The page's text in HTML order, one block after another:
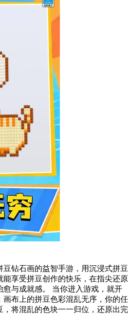
钻石画的益智手游，用沉浸式拼豆
能享受拼豆创作的快乐，在指尖还原
愈与成就感。 当你进入游戏，就开
画布上的拼豆色彩混乱无序，你的任
，将混乱的色块一一归位，还原出完